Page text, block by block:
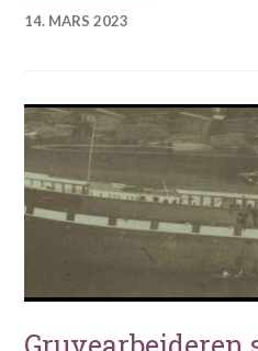
14. MARS 2023